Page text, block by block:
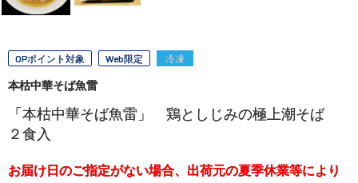
OPポイント対象 Web限定 冷凍
本枯中華そば魚雷
「本枯中華そば魚雷」 鶏としじみの極上潮そば
２食入
お届け日のご指定がない場合、出荷元の夏季休業等により